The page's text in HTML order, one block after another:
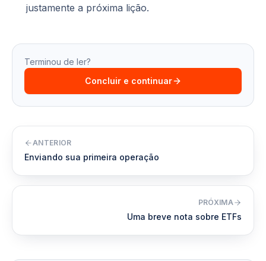
justamente a próxima lição.
Terminou de ler?
Concluir e continuar
ANTERIOR
Enviando sua primeira operação
PRÓXIMA
Uma breve nota sobre ETFs